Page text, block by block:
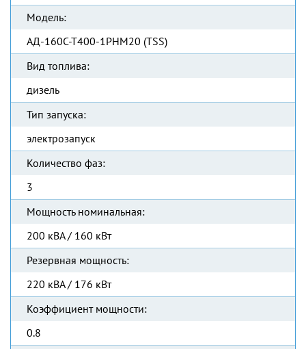
Модель:
АД-160С-Т400-1РНМ20 (TSS)
Вид топлива:
дизель
Тип запуска:
электрозапуск
Количество фаз:
3
Мощность номинальная:
200 кВА / 160 кВт
Резервная мощность:
220 кВА / 176 кВт
Коэффициент мощности:
0.8